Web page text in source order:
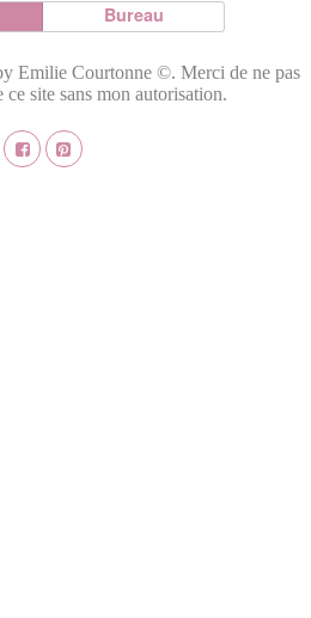
Bureau
Emilie Courtonne ©. Merci de ne pas
ce site sans mon autorisation.